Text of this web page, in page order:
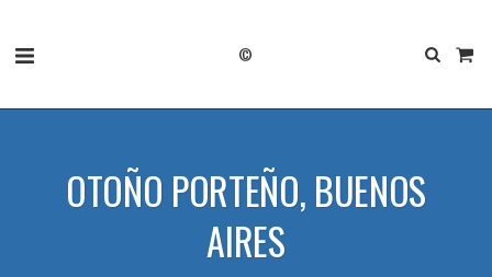
©
OTOÑO PORTEÑO, BUENOS
AIRES